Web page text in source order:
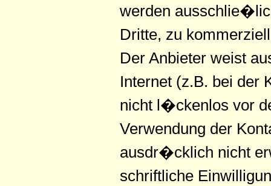
werden
Dritte, zu
Der Anbieter weist
Internet (z.B. bei der
nicht l�ckenlos vor
Verwendung der
ausdr�cklich nicht
schriftliche